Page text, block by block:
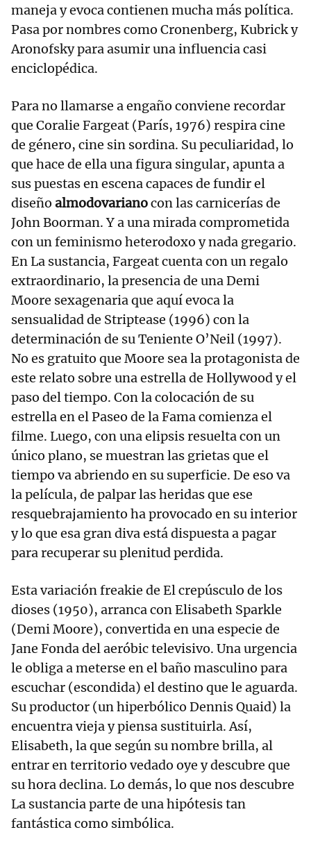
maneja y evoca contienen mucha más política.
Pasa por nombres como Cronenberg, Kubrick y
Aronofsky para asumir una influencia casi
enciclopédica.
Para no llamarse a engaño conviene recordar
que Coralie Fargeat (París, 1976) respira cine
de género, cine sin sordina. Su peculiaridad, lo
que hace de ella una figura singular, apunta a
sus puestas en escena capaces de fundir el
diseño almodovarianocon las carnicerías de
John Boorman. Y a una mirada comprometida
con un feminismo heterodoxo y nada gregario.
En La sustancia, Fargeat cuenta con un regalo
extraordinario, la presencia de una Demi
Moore sexagenaria que aquí evoca la
sensualidad de Striptease (1996) con la
determinación de su Teniente O’Neil (1997).
No es gratuito que Moore sea la protagonista de
este relato sobre una estrella de Hollywood y el
paso del tiempo. Con la colocación de su
estrella en el Paseo de la Fama comienza el
filme. Luego, con una elipsis resuelta con un
único plano, se muestran las grietas que el
tiempo va abriendo en su superficie. De eso va
la película, de palpar las heridas que ese
resquebrajamiento ha provocado en su interior
y lo que esa gran diva está dispuesta a pagar
para recuperar su plenitud perdida.
Esta variación freakie de El crepúsculo de los
dioses (1950), arranca con Elisabeth Sparkle
(Demi Moore), convertida en una especie de
Jane Fonda del aeróbic televisivo. Una urgencia
le obliga a meterse en el baño masculino para
escuchar (escondida) el destino que le aguarda.
Su productor (un hiperbólico Dennis Quaid) la
encuentra vieja y piensa sustituirla. Así,
Elisabeth, la que según su nombre brilla, al
entrar en territorio vedado oye y descubre que
su hora declina. Lo demás, lo que nos descubre
La sustancia parte de una hipótesis tan
fantástica como simbólica.